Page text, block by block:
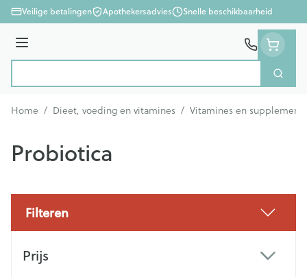
Ga naar de inhoud
Veilige betalingen Apothekersadvies Snelle beschikbaarheid
Menu
Zoek
Home / Dieet, voeding en vitamines / Vitamines en
Probiotica
Filteren
Prijs